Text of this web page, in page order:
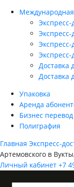
Международная
Экспресс-
Экспресс-
Экспресс-
Доставка
Доставка
Упаковка
Аренда
Бизнес перевод
Полиграфия
Главная Экспресс-
Артемовского в
Личный кабинет +7